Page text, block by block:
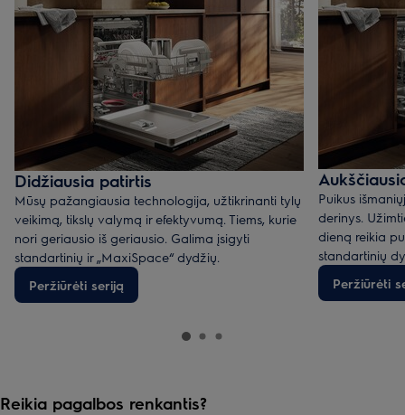
Didžiausia patirtis
Mūsų pažangiausia technologija, užtikrinanti tylų
veikimą, tikslų valymą ir efektyvumą. Tiems, kurie
nori geriausio iš geriausio. Galima įsigyti
standartinių ir „MaxiSpace“ dydžių.
Peržiūrėti seriją
Puikus
derinys.
dieną reikia
standartinių
Peržiūrėti
Reikia pagalbos renkantis?